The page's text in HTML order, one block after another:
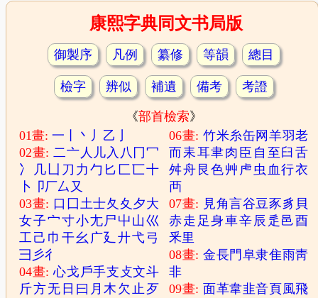
康熙字典同文书局版
御製序 凡例 纂修 等韻 總目
檢字 辨似 補遺 備考 考證
《部首檢索》
01畫:一 丶 丿 乙
02畫:二亠 人 儿入 八 冂冖
冫
几 凵 刀 力 勹 匕 匚匸十
卜
卩厂厶 又
03畫: 口 囗 土士夂 夊 夕大
女子宀寸小尢尸 屮 山巛
工 己 巾 干幺 广廴廾弋弓
彐 彡彳
04畫:心戈 戶手支 攴文斗
斤方无 日 曰 月木 欠止 歹
06畫: 竹米糸缶网 羊羽老
而耒耳聿肉 臣 自 至 臼舌
舛舟 艮色艸 虍 虫 血行衣
襾
07畫: 見角言谷豆豕豸 貝
赤走 足身車辛辰 辵 邑酉
釆里
08畫: 金長門 阜隶隹雨靑
非
09畫: 面革韋韭音頁風飛